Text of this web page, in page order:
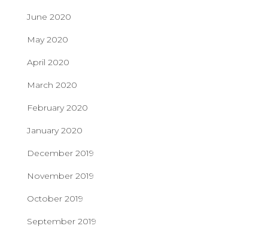
June 2020
May 2020
April 2020
March 2020
February 2020
January 2020
December 2019
November 2019
October 2019
September 2019